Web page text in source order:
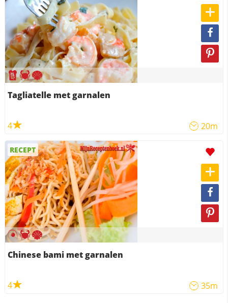
Tagliatelle met garnalen
4 20m
RECEPT
Chinese bami met garnalen
4 35m